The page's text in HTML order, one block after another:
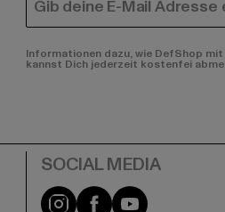
E-MAIL
Informationen dazu, wie DefShop
kannst Dich jederzeit kostenfei
Instagram
FacebookYouTube